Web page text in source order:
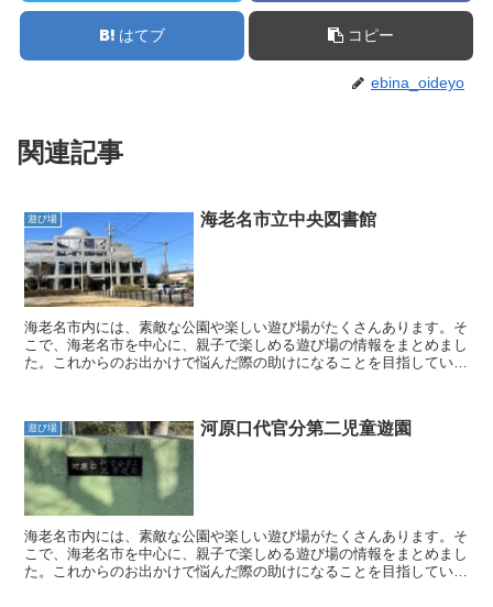
はてブ コピー
ebina_oideyo
関連記事
遊び場 海老名市立中央図書館
海老名市内には、素敵な公園や楽しい遊び場がたくさんあります。そ
こで、海老名市を中心に、親子で楽しめる遊び場の情報をまとめまし
た。これからのお出かけで悩んだ際の助けになることを目指していま
遊び場 河原口代官分第二児童遊園
海老名市内には、素敵な公園や楽しい遊び場がたくさんあります。そ
こで、海老名市を中心に、親子で楽しめる遊び場の情報をまとめまし
た。これからのお出かけで悩んだ際の助けになることを目指していま